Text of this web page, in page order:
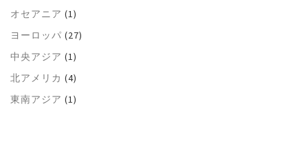
オセアニア (1)
ヨーロッパ (27)
中央アジア (1)
北アメリカ (4)
東南アジア (1)